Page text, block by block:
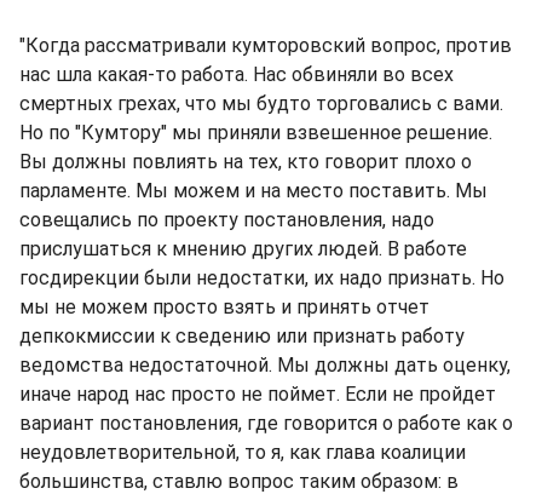
"Когда рассматривали кумторовский вопрос, против
нас шла какая-то работа. Нас обвиняли во всех
смертных грехах, что мы будто торговались с вами.
Но по "Кумтору" мы приняли взвешенное решение.
Вы должны повлиять на тех, кто говорит плохо о
парламенте. Мы можем и на место поставить. Мы
совещались по проекту постановления, надо
прислушаться к мнению других людей. В работе
госдирекции были недостатки, их надо признать. Но
мы не можем просто взять и принять отчет
депкокмиссии к сведению или признать работу
ведомства недостаточной. Мы должны дать оценку,
иначе народ нас просто не поймет. Если не пройдет
вариант постановления, где говорится о работе как о
неудовлетворительной, то я, как глава коалиции
большинства, ставлю вопрос таким образом: в